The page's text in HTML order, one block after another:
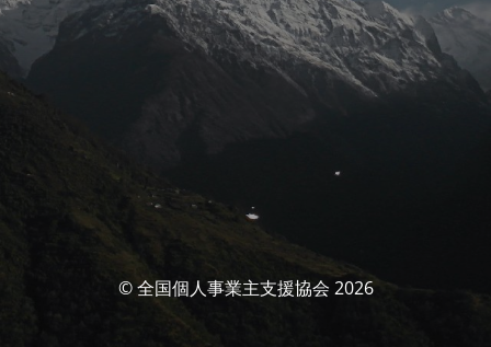
© 全国個人事業主支援協会 2026